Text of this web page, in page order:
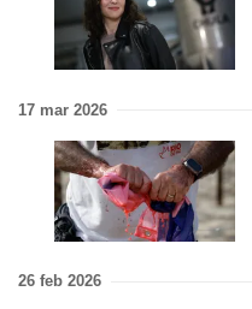
17 mar 2026
26 feb 2026